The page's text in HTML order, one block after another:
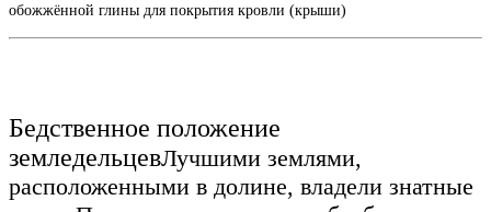
обожжённой глины для покрытия кровли (крыши)
Бедственное положение
земледельцевЛучшими землями,
расположенными в долине, владели знатные